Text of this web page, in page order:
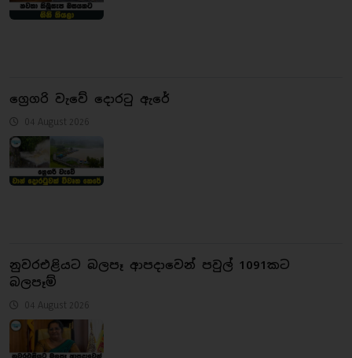
ග්‍රෙගරි වැවේ දොරටු ඇරේ
04 August 2026
නුවරඑළියට බලපෑ ආපදාවෙන් පවුල් 1091කට
බලපෑම්
04 August 2026